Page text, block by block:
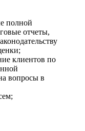
полной
отчеты,
клиентов по
вопросы в